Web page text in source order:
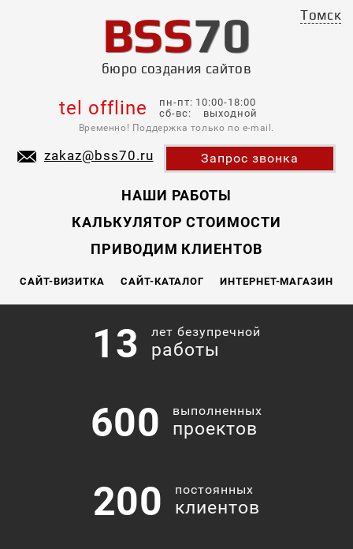
BSS70
бюро создания сайтов
Томск
tel offline
пн-пт: 10:00-18:00
сб-вс: выходной
Временно! Поддержка только по e-mail.
zakaz@bss70.ru Запрос звонка
НАШИ РАБОТЫ
КАЛЬКУЛЯТОР СТОИМОСТИ
ПРИВОДИМ КЛИЕНТОВ
САЙТ-ВИЗИТКА САЙТ-КАТАЛОГ ИНТЕРНЕТ-МАГАЗИН
13 лет безупречной
работы
600 выполненных
проектов
200 постоянных
клиентов